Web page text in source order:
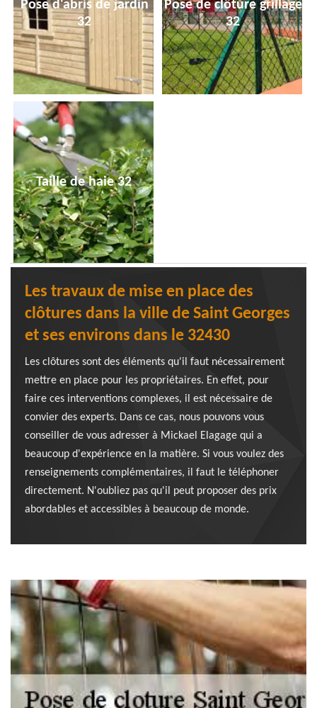
Pose d'abris de jardin
32
Pose de clôture grillage
32
Taille de haie 32
Les travaux de mise en place des
clôtures dans la ville de Saint Georges
et ses environs dans le 32430
Les clôtures sont des éléments qu'il faut nécessairement
mettre en place pour les propriétaires. En effet, pour
faire ces interventions complexes, il est nécessaire de
convier des experts. Dans ce cas, nous pouvons vous
conseiller de vous adresser à Mickael Elagage qui a
beaucoup d'expérience en la matière. Si vous voulez des
renseignements complémentaires, il faut le téléphoner
directement. N'oubliez pas qu'il peut proposer des prix
abordables et accessibles à beaucoup de monde.